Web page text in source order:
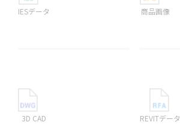
IESデータ 商品画像
3D CAD REVITデータ